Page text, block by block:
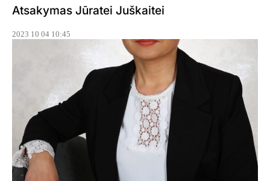
Atsakymas Jūratei Juškaitei
2023 10 04 10:45